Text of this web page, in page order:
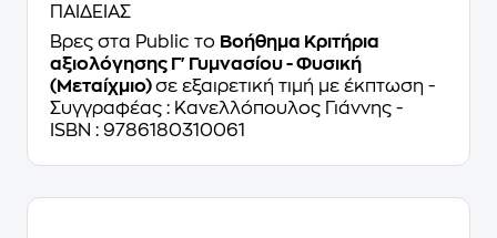
ΠΑΙΔΕΙΑΣ
Βρες στα Public το Βοήθημα Κριτήρια
αξιολόγησης Γ' Γυμνασίου - Φυσική
(Μεταίχμιο)σε εξαιρετική τιμή με έκπτωση -
Συγγραφέας : Κανελλόπουλος Γιάννης -
ISBN : 9786180310061